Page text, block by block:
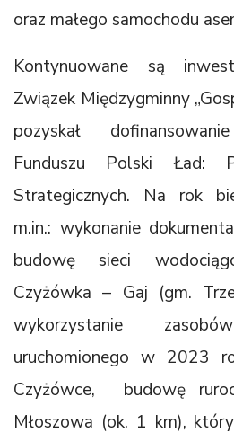
oraz małego samochodu
Kontynuowane są
Związek Międzygminny
pozyskał
Funduszu Polski Ład:
Strategicznych. Na rok
m.in.: wykonanie
budowę sieci
Czyżówka – Gaj (gm.
wykorzystanie
uruchomionego w 2023
Czyżówce, budowę
Młoszowa (ok. 1 km),